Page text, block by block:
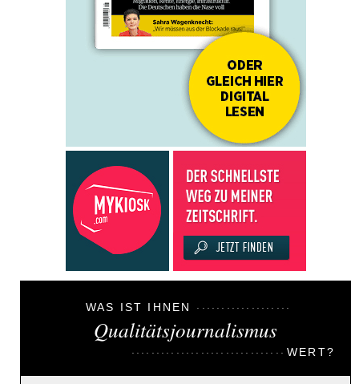
WAS IST IHNEN
Qualitätsjournalismus
WERT?